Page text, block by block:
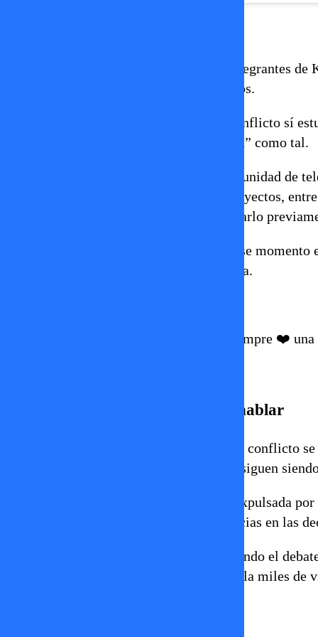
Tras viralizarse sus declaraciones, los integrantes de
entregaron su propia versión de los hechos.
En el registro, el grupo aseguró que el conflicto sí
descartaron que haya sido una “expulsión” como tal.
Según explicaron, cuando surgió la oportunidad de
porque estaban concentrados en otros proyectos,
una oferta similar y la aceptó sin consultarlo
Además, en el video recordaron que en ese
del colectivo si lograba ganar el programa.
Gracias a todos los que nos defienden siempre ❤️
Un quiebre que sigue dando que hablar
Aunque ambas partes coinciden en que el conflicto
versiones sobre cómo ocurrió el quiebre siguen
Mientras la influencer sostiene que fue expulsada
en que la situación se generó por diferencias en las
Por ahora, la polémica continúa encendiendo el
el video de respuesta del grupo ya acumula miles de